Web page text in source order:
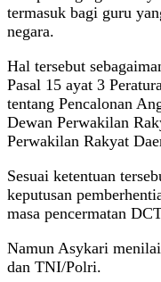
termasuk bagi guru
negara.
Hal tersebut
Pasal 15 ayat 3
tentang Pencalonan
Dewan Perwakilan
Perwakilan Rakyat
Sesuai ketentuan
keputusan
masa pencermatan
Namun Asykari
dan TNI/Polri.